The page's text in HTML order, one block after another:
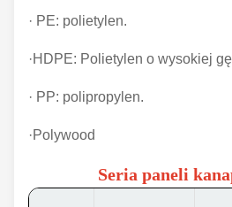
· PE: polietylen.
·HDPE: Polietylen o wysokiej
· PP: polipropylen.
·Polywood
Seria paneli